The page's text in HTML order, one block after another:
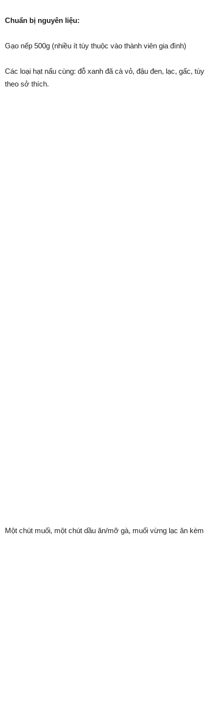
Chuẩn bị nguyên liệu:
Gạo nếp 500g (nhiều ít tùy thuộc vào thành viên gia đình)
Các loại hạt nấu cùng: đỗ xanh đã cà vỏ, đậu đen, lạc, gấc, tùy
theo sở thích.
Một chút muối, một chút dầu ăn/mỡ gà, muối vừng lạc ăn kèm